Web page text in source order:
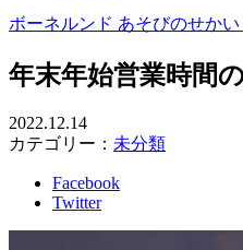
ボーネルンド あそびのせか
年末年始営業時間
2022.12.14
カテゴリー： 未分類
Facebook
Twitter